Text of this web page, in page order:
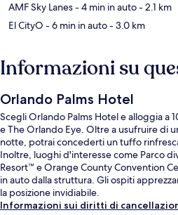
AMF Sky Lanes- 4 min in auto- 2.1 km
El CityO - 6 min in auto- 3.0 km
Informazioni su
Orlando Palms Hotel
Scegli Orlando Palms Hotel e alloggia a
e The Orlando Eye. Oltre a usufruire di
notte, potrai concederti un tuffo
Inoltre, luoghi d'interesse come Parco
Resort™ e Orange County Convention
in auto dalla struttura. Gli ospiti
la posizione invidiabile.
Informazioni sui diritti di